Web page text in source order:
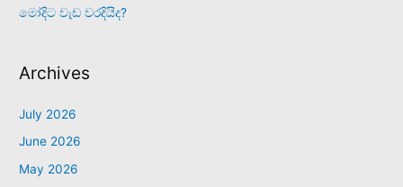
මෝදිට වැඩ වරදියිද?
Archives
July 2026
June 2026
May 2026